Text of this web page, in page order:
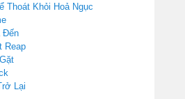
Thoát Khỏi Hoả Ngục
Đến
Reap
Lại